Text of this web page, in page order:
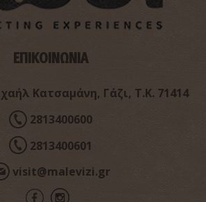
~3.6Km
ΕΠΙΚΟΙΝΩΝΙΑ
Κατσαμάνη, Γάζι, Τ.Κ. 71414
2813400600
2813400601
visit@malevizi.gr